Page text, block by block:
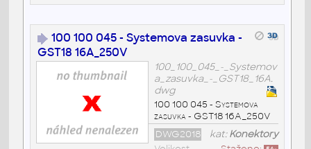
100 100 045 - Systemova zasuvka -
GST18 16A_250V
100_100_045_-_Systemov
a_zasuvka_-_GST18_16A.
dwg
100 100 045 - Systemova
zasuvka - GST18 16A_250V
kat:Konektory
DWG2018